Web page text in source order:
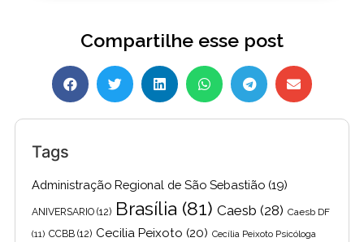
Compartilhe esse post
Tags
Administração Regional de São Sebastião (19)
ANIVERSARIO (12) Brasília (81) Caesb (28) Caesb DF
(11) CCBB (12) Cecilia Peixoto (20) Cecília Peixoto Psicóloga